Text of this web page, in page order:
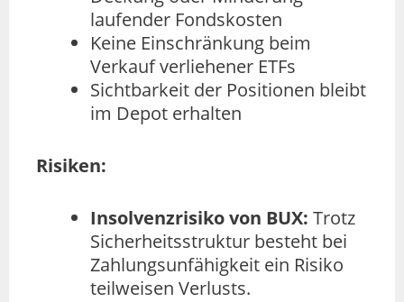
laufender Fondskosten
Keine Einschränkung beim
Verkauf verliehener ETFs
Sichtbarkeit der Positionen bleibt
im Depot erhalten
Risiken:
Insolvenzrisiko von BUX: Trotz
Sicherheitsstruktur besteht bei
Zahlungsunfähigkeit ein Risiko
teilweisen Verlusts.